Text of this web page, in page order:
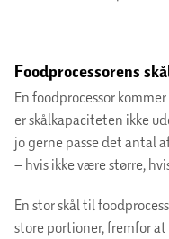
Foodprocessorens
En foodprocessor
er skålkapaciteten ikke
jo gerne passe det antal
– hvis ikke være større,
En stor skål til
store portioner, fremfor